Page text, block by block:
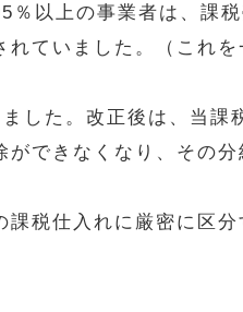
以上の事業者は、課
ていました。（これ
した。改正後は、当課
できなくなり、その分
税仕入れに厳密に区分